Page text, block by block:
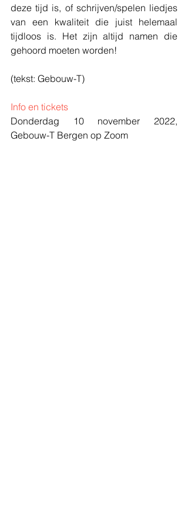
deze tijd is, of schrijven/spelen liedjes
van een kwaliteit die juist helemaal
tijdloos is. Het zijn altijd namen die
gehoord moeten worden!
(tekst: Gebouw-T)
Info en tickets
Donderdag 10 november 2022,
Gebouw-T Bergen op Zoom